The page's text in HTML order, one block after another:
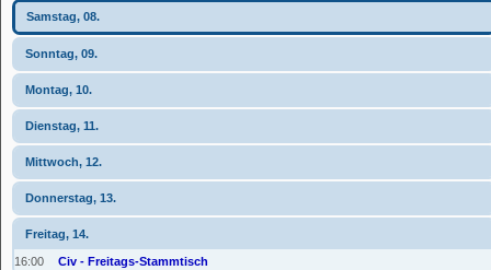
Samstag, 08.
Sonntag, 09.
Montag, 10.
Dienstag, 11.
Mittwoch, 12.
Donnerstag, 13.
Freitag, 14.
16:00 Civ - Freitags-Stammtisch